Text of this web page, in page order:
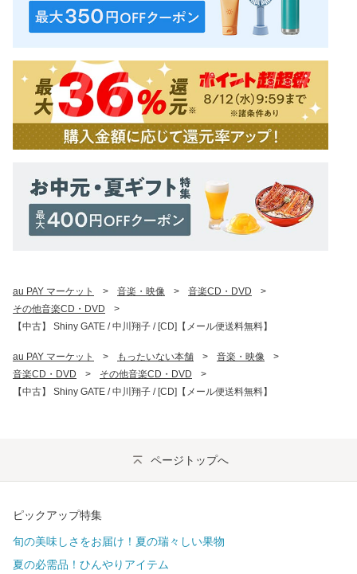
au PAY マーケット > 音楽・映像 > 音楽CD・DVD
>
その他音楽CD・DVD
>
【中古】 Shiny GATE / 中川翔子 / [CD]【メール便送料無料】
au PAY マーケット > もったいない本舗 > 音楽・映像
>
音楽CD・DVD
> その他音楽CD・DVD
>
【中古】 Shiny GATE / 中川翔子 / [CD]【メール便送料無料】
ページトップへ
ピックアップ特集
旬の美味しさをお届け！夏の瑞々しい果物
夏の必需品！ひんやりアイテム